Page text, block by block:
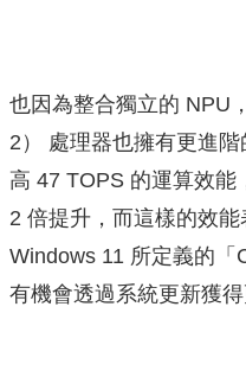
也因為整合獨立的 NPU
2） 處理器也擁有更進
高 47 TOPS 的運算效能
2 倍提升，而這樣的效
Windows 11 所定義的
有機會透過系統更新獲得